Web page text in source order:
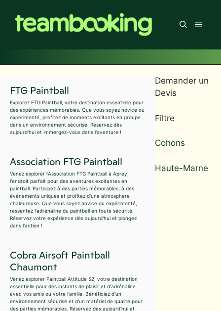
contenu
Menu
FTG Paintball
Explorez FTG Paintball, votre destination essentielle pour
des expériences mémorables. Que vous soyez novice ou
expérimenté, profitez de moments excitants en groupe
dans un environnement sécurisé. Réservez dès
aujourd'hui et immergez-vous dans l'aventure !
Association FTG Paintball
Venez explorer l'Association FTG Paintball à Aprey,
l'endroit parfait pour des aventures excitantes en
paintball. Participez à des parties mémorables, à des
événements uniques et profitez d'une atmosphère
chaleureuse. Que vous soyez novice ou expérimenté,
ressentez l'adrénaline du paintball en toute sécurité.
Réservez votre expérience dès aujourd'hui et plongez
dans l'action !
Cobra Airsoft Paintball
Chaumont
Venez explorer Paintball Attitude 52, votre destination
essentielle pour des instants de plaisir et d'adrénaline
avec vos amis ou votre famille. Bénéficiez d'un
environnement sécurisé et d'un matériel de qualité pour
des parties mémorables. Réservez dès aujourd'hui et
Demander un
Devis
Filtre
Cohons
Haute-Marne